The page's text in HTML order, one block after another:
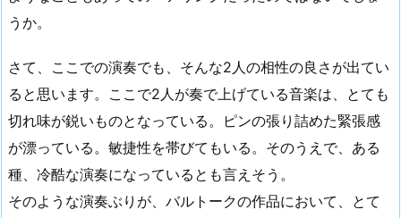
うか。
さて、ここでの演奏でも、そんな2人の相性の良さが出てい
ると思います。ここで2人が奏で上げている音楽は、とても
切れ味が鋭いものとなっている。ピンの張り詰めた緊張感
が漂っている。敏捷性を帯びてもいる。そのうえで、ある
種、冷酷な演奏になっているとも言えそう。
そのような演奏ぶりが、バルトークの作品において、とて